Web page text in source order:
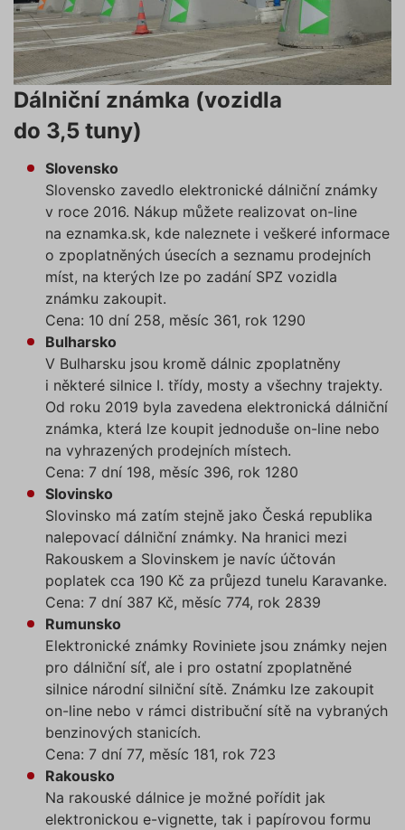
Dálniční známka (vozidla
do 3,5 tuny)
Slovensko
Slovensko zavedlo elektronické dálniční známky
v roce 2016. Nákup můžete realizovat on-line
na eznamka.sk, kde naleznete i veškeré informace
o zpoplatněných úsecích a seznamu prodejních
míst, na kterých lze po zadání SPZ vozidla
známku zakoupit.
Cena: 10 dní 258, měsíc 361, rok 1290
Bulharsko
V Bulharsku jsou kromě dálnic zpoplatněny
i některé silnice I. třídy, mosty a všechny trajekty.
Od roku 2019 byla zavedena elektronická dálniční
známka, která lze koupit jednoduše on-line nebo
na vyhrazených prodejních místech.
Cena: 7 dní 198, měsíc 396, rok 1280
Slovinsko
Slovinsko má zatím stejně jako Česká republika
nalepovací dálniční známky. Na hranici mezi
Rakouskem a Slovinskem je navíc účtován
poplatek cca 190 Kč za průjezd tunelu Karavanke.
Cena: 7 dní 387 Kč, měsíc 774, rok 2839
Rumunsko
Elektronické známky Roviniete jsou známky nejen
pro dálniční síť, ale i pro ostatní zpoplatněné
silnice národní silniční sítě. Známku lze zakoupit
on-line nebo v rámci distribuční sítě na vybraných
benzinových stanicích.
Cena: 7 dní 77, měsíc 181, rok 723
Rakousko
Na rakouské dálnice je možné pořídit jak
elektronickou e-vignette, tak i papírovou formu